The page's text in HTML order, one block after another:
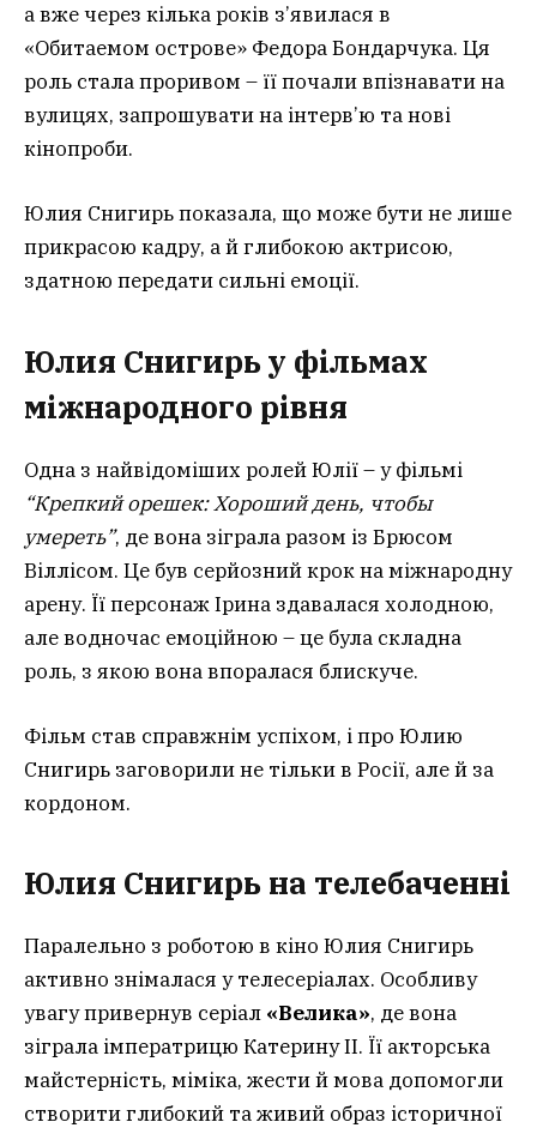
а вже через кілька років з’явилася в
«Обитаемом острове» Федора Бондарчука. Ця
роль стала проривом – її почали впізнавати на
вулицях, запрошувати на інтерв’ю та нові
кінопроби.
Юлия Снигирь показала, що може бути не лише
прикрасою кадру, а й глибокою актрисою,
здатною передати сильні емоції.
Юлия Снигирь у фільмах
міжнародного рівня
Одна з найвідоміших ролей Юлії – у фільмі
“Крепкий орешек: Хороший день, чтобы
умереть”, де вона зіграла разом із Брюсом
Віллісом. Це був серйозний крок на міжнародну
арену. Її персонаж Ірина здавалася холодною,
але водночас емоційною – це була складна
роль, з якою вона впоралася блискуче.
Фільм став справжнім успіхом, і про Юлию
Снигирь заговорили не тільки в Росії, але й за
кордоном.
Юлия Снигирь на телебаченні
Паралельно з роботою в кіно Юлия Снигирь
активно знімалася у телесеріалах. Особливу
увагу привернув серіал «Велика», де вона
зіграла імператрицю Катерину II. Її акторська
майстерність, міміка, жести й мова допомогли
створити глибокий та живий образ історичної